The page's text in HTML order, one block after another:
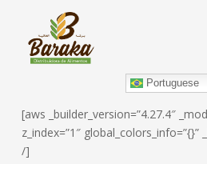
Portuguese
[aws _builder_version=”4.27.4″
z_index=”1″ global_colors_info=”{}”
/]